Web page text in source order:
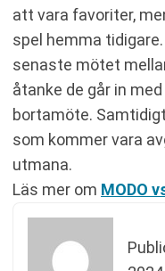
att vara favoriter,
spel hemma
senaste mötet
åtanke de går in
bortamöte.
som kommer vara
utmana.
Läs mer om MODO